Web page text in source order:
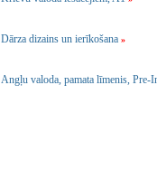
Dārza dizains un ierīkošana »
Angļu valoda, pamata līmenis, Pre-